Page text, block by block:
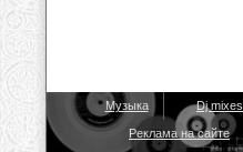
Музыка Dj mixes
Реклама на сайте